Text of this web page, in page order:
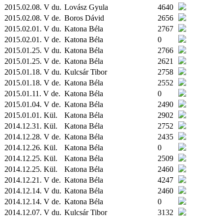
2015.02.08. V du. Lovász Gyula
4640
2015.02.08. V de. Boros Dávid
2656
2015.02.01. V du. Katona Béla
2767
2015.02.01. V de. Katona Béla
0
2015.01.25. V du. Katona Béla
2766
2015.01.25. V de. Katona Béla
2621
2015.01.18. V du. Kulcsár Tibor
2758
2015.01.18. V de. Katona Béla
2552
2015.01.11. V de. Katona Béla
0
2015.01.04. V de. Katona Béla
2490
2015.01.01. Kül. Katona Béla
2902
2014.12.31. Kül. Katona Béla
2752
2014.12.28. V de. Katona Béla
2435
2014.12.26. Kül. Katona Béla
0
2014.12.25. Kül. Katona Béla
2509
2014.12.25. Kül. Katona Béla
2460
2014.12.21. V de. Katona Béla
4247
2014.12.14. V du. Katona Béla
2460
2014.12.14. V de. Katona Béla
0
2014.12.07. V du. Kulcsár Tibor
3132